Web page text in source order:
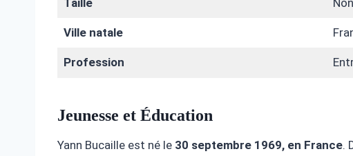
Taille
Ville natale
Profession
Jeunesse et Éducation
Yann Bucaille est né le 30 septembre 1969, en France.